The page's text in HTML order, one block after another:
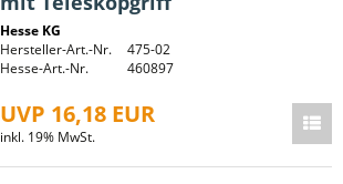
Hesse KG
Hersteller-Art.-Nr.
475-02
Hesse-Art.-Nr.
460897
UVP 16,18 EUR
inkl. 19% MwSt.